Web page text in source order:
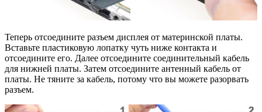
Теперь отсоедините разъем дисплея от материнской платы.
Вставьте пластиковую лопатку чуть ниже контакта и
отсоедините его. Далее отсоедините соединительный кабель
для нижней платы. Затем отсоедините антенный кабель от
платы. Не тяните за кабель, потому что вы можете разорвать
разъем.